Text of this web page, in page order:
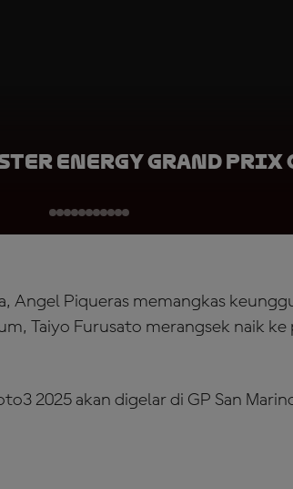
Energy Grand Prix
Angel Piqueras memangkas
Taiyo Furusato merangsek naik
2025 akan digelar di GP San